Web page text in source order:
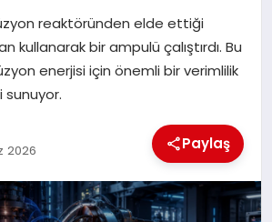
reaktöründen elde ettiği
kullanarak bir ampulü çalıştırdı. Bu
enerjisi için önemli bir verimlilik
sunuyor.
2026 Paylaş